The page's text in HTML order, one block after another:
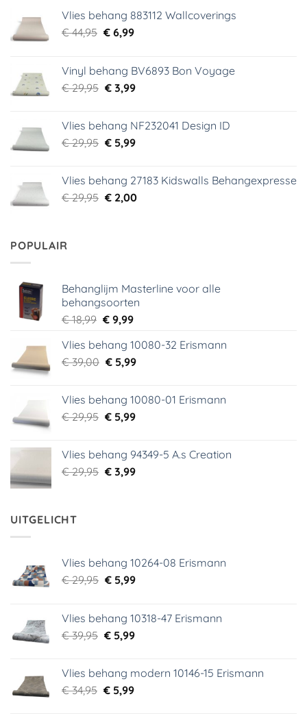
Vlies behang 883112 Wallcoverings
€44,95 Oorspronkelijke
€ 44,95.
€6,99Huidige
€ 6,99.
Vinyl behang BV6893 Bon Voyage
€29,95 Oorspronkelijke
€ 29,95.
€3,99Huidige
€ 3,99.
Vlies behang NF232041 Design ID
€29,95 Oorspronkelijke
€ 29,95.
€5,99Huidige
€ 5,99.
Vlies behang 27183 Kidswalls Behangexpresse
€29,95 Oorspronkelijke
€2,00Huidige
POPULAIR
Behanglijm Masterline voor alle
behangsoorten
€18,99 Oorspronkelijke
was:
€ 18,99.
€9,99Huidige
is:
€ 9,99.
Vlies behang 10080-32 Erismann
€39,00 Oorspronkelijke
€ 39,00.
€5,99Huidige
€ 5,99.
Vlies behang 10080-01 Erismann
€29,95 Oorspronkelijke
€ 29,95.
€5,99Huidige
€ 5,99.
Vlies behang 94349-5 A.s Creation
€29,95 Oorspronkelijke
€3,99Huidige
UITGELICHT
Vlies behang 10264-08 Erismann
€29,95 Oorspronkelijke
€ 29,95.
€5,99Huidige
€ 5,99.
Vlies behang 10318-47 Erismann
€39,95 Oorspronkelijke
€ 39,95.
€5,99Huidige
€ 5,99.
Vlies behang modern 10146-15 Erismann
€34,95 Oorspronkelijke
€5,99Huidige